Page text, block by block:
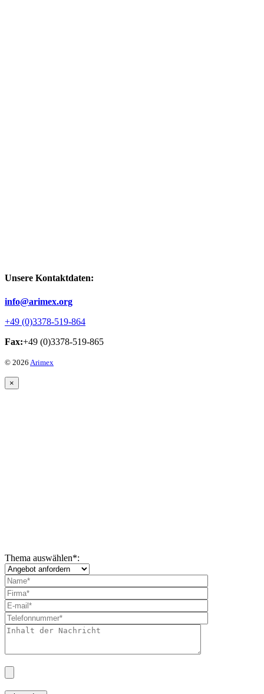
Unsere Kontaktdaten:
info@arimex.org
+49 (0)3378-519-864
Fax:+49 (0)3378-519-865
© 2026 Arimex
×
Thema auswählen*: